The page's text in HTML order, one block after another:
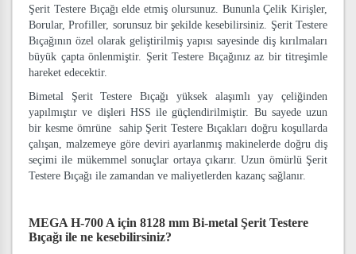
Şerit Testere Bıçağı elde etmiş olursunuz. Bununla Çelik Kirişler,
Borular, Profiller, sorunsuz bir şekilde kesebilirsiniz. Şerit Testere
Bıçağının özel olarak geliştirilmiş yapısı sayesinde diş kırılmaları
büyük çapta önlenmiştir. Şerit Testere Bıçağınız az bir titreşimle
hareket edecektir.
Bimetal Şerit Testere Bıçağı yüksek alaşımlı yay çeliğinden
yapılmıştır ve dişleri HSS ile güçlendirilmiştir. Bu sayede uzun
bir kesme ömrüne sahip Şerit Testere Bıçakları doğru koşullarda
çalışan, malzemeye göre deviri ayarlanmış makinelerde doğru diş
seçimi ile mükemmel sonuçlar ortaya çıkarır. Uzun ömürlü Şerit
Testere Bıçağı ile zamandan ve maliyetlerden kazanç sağlanır.
MEGA H-700 A için 8128 mm Bi-metal Şerit Testere
Bıçağı ile ne kesebilirsiniz?